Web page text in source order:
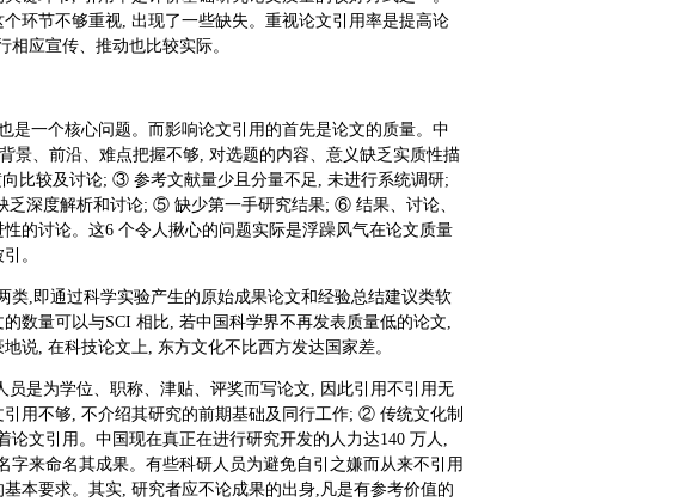
环节不够重视, 出现了一些缺失。重视论文引用率是提高论
应宣传、推动也比较实际。
是一个核心问题。而影响论文引用的首先是论文的质量。中
景、前沿、难点把握不够, 对选题的内容、意义缺乏实质性描
比较及讨论; ③ 参考文献量少且分量不足, 未进行系统调研;
深度解析和讨论; ⑤ 缺少第一手研究结果; ⑥ 结果、讨论、
的讨论。这6 个令人揪心的问题实际是浮躁风气在论文质量
。
,即通过科学实验产生的原始成果论文和经验总结建议类软
数量可以与SCI 相比, 若中国科学界不再发表质量低的论文,
说, 在科技论文上, 东方文化不比西方发达国家差。
是为学位、职称、津贴、评奖而写论文, 因此引用不引用无
用不够, 不介绍其研究的前期基础及同行工作; ② 传统文化制
文引用。中国现在真正在进行研究开发的人力达140 万人,
来命名其成果。有些科研人员为避免自引之嫌而从来不引用
本要求。其实, 研究者应不论成果的出身,凡是有参考价值的